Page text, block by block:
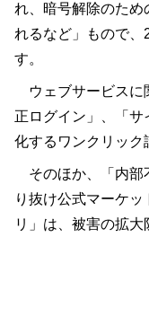
れ、暗号解除のため
れるなど」もので、
す。
ウェブサービス
正ログイン」、「
化するワンクリック
そのほか、「内部
り抜け公式マーケ
リ」は、被害の拡大